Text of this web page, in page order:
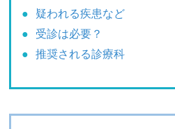
疑われる疾患など
受診は必要？
推奨される診療科